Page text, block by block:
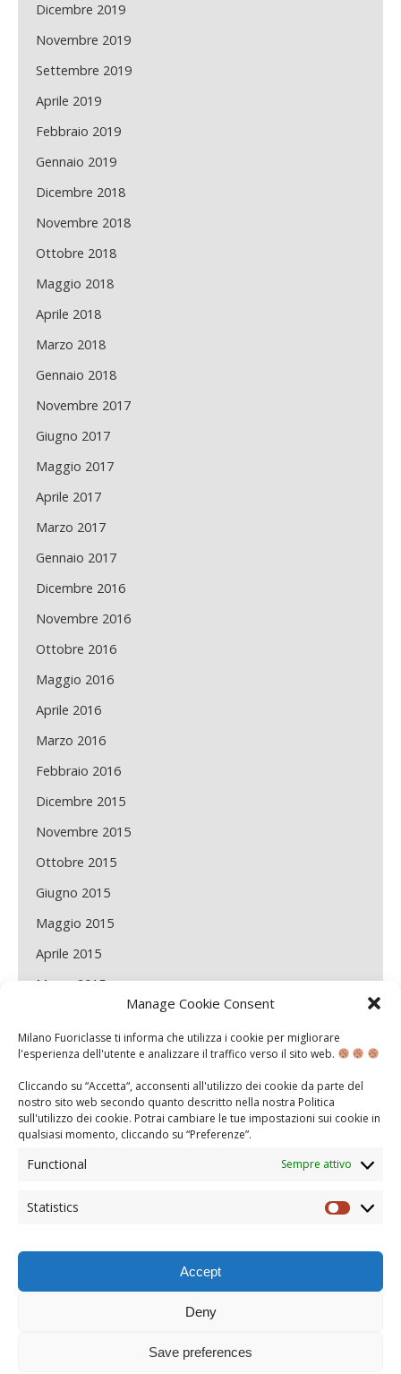
Manage Cookie Consent
Milano Fuoriclasse ti informa che utilizza i cookie per migliorare
l'esperienza dell'utente e analizzare il traffico verso il sito web.
Cliccando su “Accetta“, acconsenti all'utilizzo dei cookie da parte del
nostro sito web secondo quanto descritto nella nostra Politica
sull'utilizzo dei cookie. Potrai cambiare le tue impostazioni sui cookie in
qualsiasi momento, cliccando su “Preferenze”.
Functional Sempre attivo
Statistics
Accept
Deny
Save preferences
Dicembre 2019
Novembre 2019
Settembre 2019
Aprile 2019
Febbraio 2019
Gennaio 2019
Dicembre 2018
Novembre 2018
Ottobre 2018
Maggio 2018
Aprile 2018
Marzo 2018
Gennaio 2018
Novembre 2017
Giugno 2017
Maggio 2017
Aprile 2017
Marzo 2017
Gennaio 2017
Dicembre 2016
Novembre 2016
Ottobre 2016
Maggio 2016
Aprile 2016
Marzo 2016
Febbraio 2016
Dicembre 2015
Novembre 2015
Ottobre 2015
Giugno 2015
Maggio 2015
Aprile 2015
Marzo 2015
Gennaio 2015
Novembre 2014
Maggio 2014
Aprile 2014
TORNA ALL'INZIO DELLA PAGINA
MILANO FUORICLASSE È UN PROGETTO DIPOLIS FOURICLASSE